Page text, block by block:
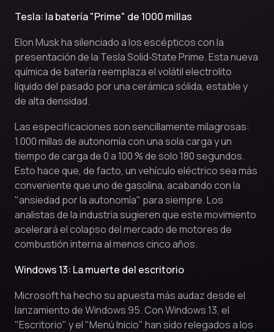
Tesla: la batería "Prime" de 1000 millas
Elon Musk ha silenciado a los escépticos con la
presentación de la Tesla Solid‑State Prime. Esta nueva
química de batería reemplaza el volátil electrolito
líquido del pasado por una cerámica sólida, estable y
de alta densidad.
Las especificaciones son sencillamente milagrosas:
1.000 millas de autonomía con una sola carga y un
tiempo de carga de 0 a 100 % de solo 180 segundos.
Esto hace que, de facto, un vehículo eléctrico sea más
conveniente que uno de gasolina, acabando con la
"ansiedad por la autonomía" para siempre. Los
analistas de la industria sugieren que este movimiento
acelerará el colapso del mercado de motores de
combustión interna al menos cinco años.
Windows 13: La muerte del escritorio
Microsoft ha hecho su apuesta más audaz desde el
lanzamiento de Windows 95. Con Windows 13, el
"Escritorio" y el "Menú Inicio" han sido relegados a los